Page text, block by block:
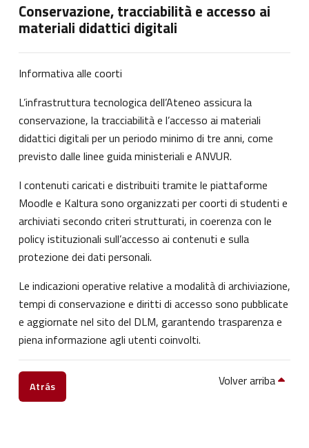
Conservazione, tracciabilità e accesso ai
materiali didattici digitali
Informativa alle coorti
L’infrastruttura tecnologica dell’Ateneo assicura la
conservazione, la tracciabilità e l’accesso ai materiali
didattici digitali per un periodo minimo di tre anni, come
previsto dalle linee guida ministeriali e ANVUR.
I contenuti caricati e distribuiti tramite le piattaforme
Moodle e Kaltura sono organizzati per coorti di studenti e
archiviati secondo criteri strutturati, in coerenza con le
policy istituzionali sull’accesso ai contenuti e sulla
protezione dei dati personali.
Le indicazioni operative relative a modalità di archiviazione,
tempi di conservazione e diritti di accesso sono pubblicate
e aggiornate nel sito del DLM, garantendo trasparenza e
piena informazione agli utenti coinvolti.
Atrás Volver arriba